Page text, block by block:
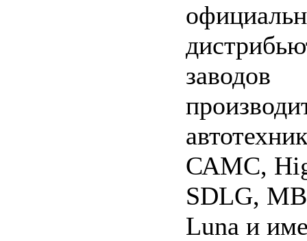
заводов
САМС,
SDLG,
Luna и